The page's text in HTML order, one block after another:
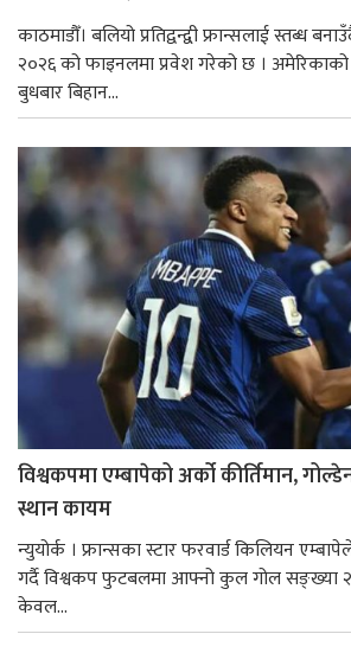
काठमाडौँ। बलियो प्रतिद्वन्द्वी फ्रान्सलाई स्तब्ध
२०२६ को फाइनलमा प्रवेश गरेको छ । अमेरिकाको
बुधबार बिहान...
विश्वकपमा एम्बापेको अर्को कीर्तिमान,
स्थान कायम
न्युयोर्क । फ्रान्सका स्टार फरवार्ड किलियन
गर्दै विश्वकप फुटबलमा आफ्नो कुल गोल सङ्ख्या
केवल...